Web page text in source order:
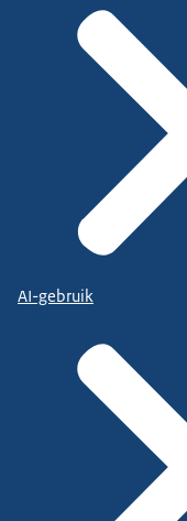
AI-gebruik